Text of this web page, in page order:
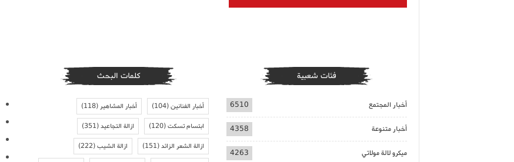
فئات شعبية
أخبار المجتمع 6510
أخبار متنوعة 4358
ميكرو لالة مولاتي 4263
كلمات البحث
أخبار الفنانين(104) أخبار المشاهير(118)
ابتسام تسكت(120) ازالة التجاعيد(351)
ازالة الشعر الزائد(151) ازالة الشيب(222)